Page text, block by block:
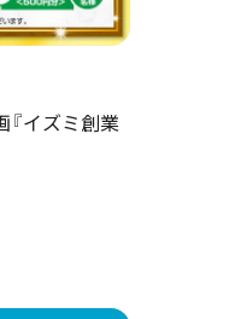
『イズミ創業